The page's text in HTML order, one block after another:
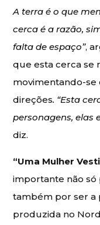
A terra é o que
cerca é a razão,
falta de espaço”,
que esta cerca se
movimentando-se
direções. “Esta
personagens, elas
diz.
“Uma Mulher
importante não só
também por ser a
produzida no